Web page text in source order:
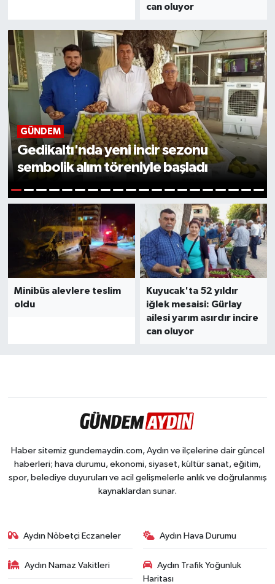
can oluyor
GÜNDEM
Gedikaltı'nda yeni incir sezonu
sembolik alım töreniyle başladı
1 2 3 4 5 6 7 8 9 10 121314151617 181920
Minibüs alevlere teslim
oldu
Kuyucak'ta 52 yıldır
iğlek mesaisi: Gürlay
ailesi yarım asırdır incire
can oluyor
Haber sitemiz gundemaydin.com, Aydın ve ilçelerine dair güncel
haberleri; hava durumu, ekonomi, siyaset, kültür sanat, eğitim,
spor, belediye duyuruları ve acil gelişmelerle anlık ve doğrulanmış
kaynaklardan sunar.
Aydın Nöbetçi Eczaneler Aydın Hava Durumu
Aydın Namaz Vakitleri
Aydın Trafik Yoğunluk
Haritası